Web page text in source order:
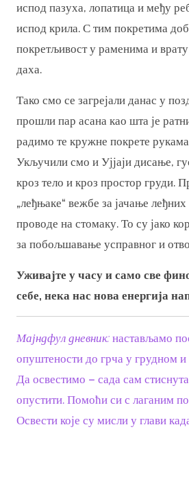
испод пазуха, лопатица и међу
испод крила. С тим покретима
покретљивост у раменима и
даха.
Тако смо се загрејали данас у
прошли пар асана као шта је
радимо те кружне покрете
Укључили смо и Ујјаји дисање,
кроз тело и кроз простор груди.
„леђњаке“ вежбе за јачање
проводе на стомаку. То су јако
за побољшавање усправног и
Уживајте у часу и само све
себе, нека нас нова енергија
Мајндфул дневник: настављамо
опуштености до грча у грудном
Да освестимо – сада сам
опустити. Помоћи си с лаганим
Освести које су мисли у глави